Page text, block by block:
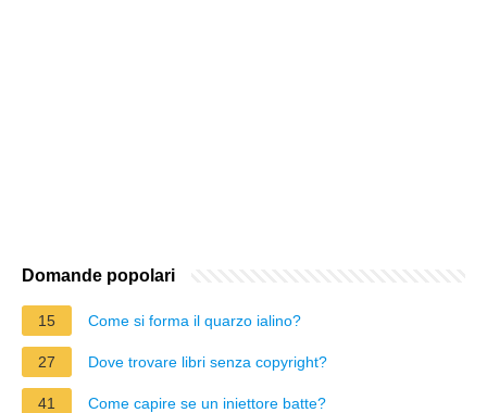
Domande popolari
15 Come si forma il quarzo ialino?
27 Dove trovare libri senza copyright?
41 Come capire se un iniettore batte?